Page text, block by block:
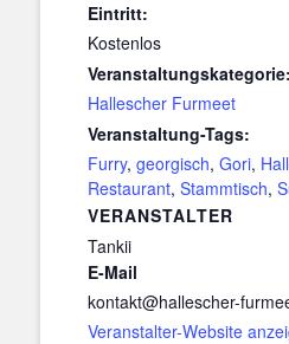
Eintritt:
Kostenlos
Veranstaltungskategorie:
Hallescher Furmeet
Veranstaltung-Tags:
Furry, georgisch, Gori,
Restaurant, Stammtisch,
VERANSTALTER
Tankii
E-Mail
kontakt@hallescher-
Veranstalter-Website